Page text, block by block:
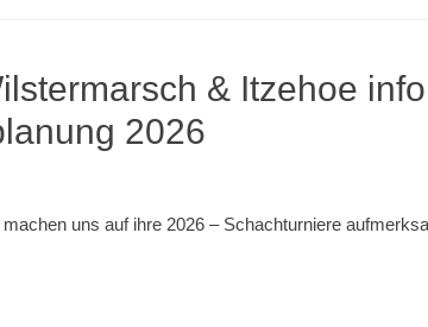
& Itzehoe
2026
uns auf ihre 2026 – Schachturniere